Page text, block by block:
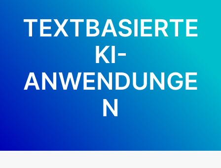
TEXTBASIERTE
KI-
ANWENDUNGE
N